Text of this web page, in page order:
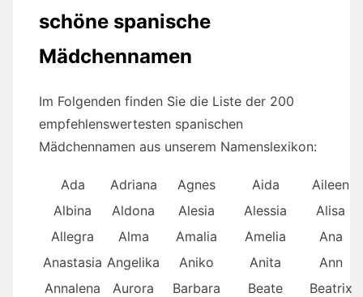
schöne spanische
Mädchennamen
Im Folgenden finden Sie die Liste der 200
empfehlenswertesten spanischen
Mädchennamen aus unserem Namenslexikon:
Ada Adriana Agnes Aida
Aileen
Albina
Aldona Alesia Alessia
Alisa
Allegra
Alma Amalia Amelia
Ana
Anastasia Angelika Aniko Anita
Ann
Annalena
Aurora Barbara Beate
Beatrix